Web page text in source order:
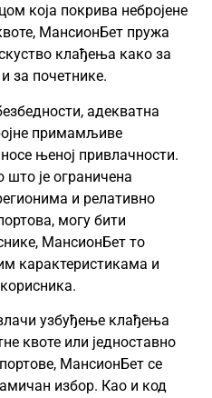
која покрива небројене
МансионБет пружа
клађења како за
за почетнике.
адекватна
примамљиве
њеној привлачности.
је ограничена
и релативно
могу бити
МансионБет то
карактеристикама и
узбуђење клађења
квоте или једноставно
МансионБет се
избор. Као и код